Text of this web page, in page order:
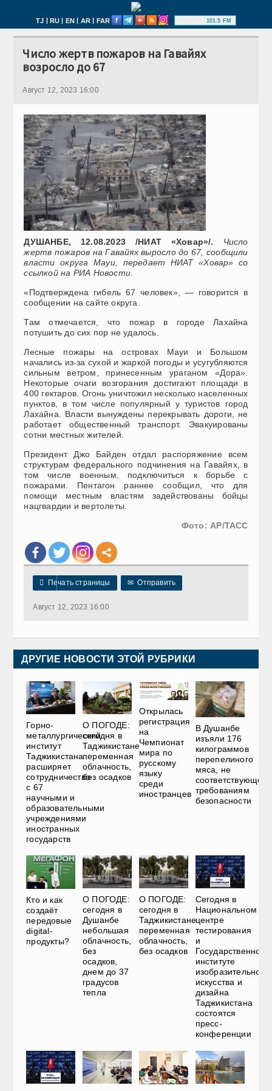
TJ | RU | EN | AR | FAR 101.5 FM
Число жертв пожаров на Гавайях
возросло до 67
Август 12, 2023 16:00
ДУШАНБЕ, 12.08.2023 /НИАТ «Ховар»/.
Число
жертв пожаров на Гавайях выросло до 67, сообщили
власти округа Мауи, передает НИАТ «Ховар» со
ссылкой на РИА Новости.
«Подтверждена гибель 67 человек», — говорится в
сообщении на сайте округа.
Там отмечается, что пожар в городе Лахайна
потушить до сих пор не удалось.
Лесные пожары на островах Мауи и Большом
начались из-за сухой и жаркой погоды и усугубляются
сильным ветром, принесенным ураганом «Дора».
Некоторые очаги возгорания достигают площади в
400 гектаров. Огонь уничтожил несколько населенных
пунктов, в том числе популярный у туристов город
Лахайна. Власти вынуждены перекрывать дороги, не
работает общественный транспорт. Эвакуированы
сотни местных жителей.
Президент Джо Байден отдал распоряжение всем
структурам федерального подчинения на Гавайях, в
том числе военным, подключиться к борьбе с
пожарами. Пентагон раннее сообщил, что для
помощи местным властям задействованы бойцы
нацгвардии и вертолеты.
Фото: АР/ТАСС
 Печать страницы ✉ Отправить
Август 12, 2023 16:00
ДРУГИЕ НОВОСТИ ЭТОЙ РУБРИКИ
Горно-
металлургический
институт
Таджикистана
расширяет
сотрудничество
с 67
научными и
образовательными
учреждениями
иностранных
государств
О ПОГОДЕ:
сегодня в
Таджикистане
переменная
облачность,
без осадков
Открылась
регистрация
на
Чемпионат
мира по
русскому
языку
среди
иностранцев
В Душанбе
изъяли 176
килограммов
перепелиного
мяса, не
соответствующего
требованиям
безопасности
Кто и как
создаёт
передовые
digital-
продукты?
О ПОГОДЕ:
сегодня в
Душанбе
небольшая
облачность,
без
осадков,
днем до 37
градусов
тепла
О ПОГОДЕ:
сегодня в
Таджикистане
переменная
облачность,
без осадков
Сегодня в
Национальном
центре
тестирования
и
Государственном
институте
изобразительного
искусства и
дизайна
Таджикистана
состоятся
пресс-
конференции